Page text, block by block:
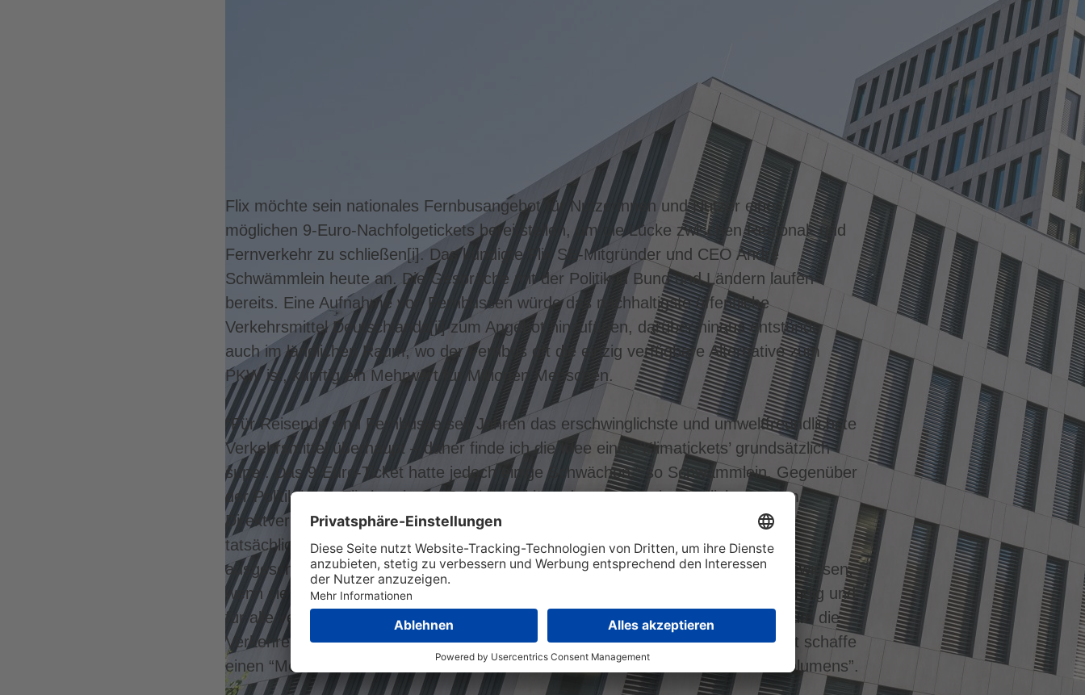
Flix möchte sein nationales Fernbusangebot für Nutzerinnen und Nutzer eines
möglichen 9-Euro-Nachfolgetickets bereitstellen, um die Lücke zwischen Regional- und
Fernverkehr zu schließen[i]. Das kündigte Flix SE-Mitgründer und CEO André
Schwämmlein heute an. Die Gespräche mit der Politik in Bund und Ländern laufen
bereits. Eine Aufnahme von Fernbussen würde das nachhaltigste öffentliche
Verkehrsmittel Deutschlands [ii]zum Angebot hinzufügen, darüber hinaus entstünde
auch im ländlichen Raum, wo der Fernbus oft die einzig verfügbare Alternative zum
PKW ist, künftig ein Mehrwert für Millionen Menschen.
“Für Reisende sind Fernbusse seit Jahren das erschwinglichste und umweltfreundlichste
Verkehrsmittel überhaupt – daher finde ich die Idee eines ‘Klimatickets’ grundsätzlich
super. Das 9-Euro-Ticket hatte jedoch einige Schwächen,“ so Schwämmlein. Gegenüber
der Politik hätte Flix bereits im Frühjahr erklärt, dass gerade im ländlichen Raum
Direktverbindungen in Großstädte fehlten. So waren während der drei Monate
tatsächlich Verkehre überlastet und viele Menschen vom 9-Euro-Angebot
ausgeschlossen. „Im ländlichen Raum sind die Menschen auf den Fernbus angewiesen,
wenn sie den PKW stehenlassen wollen. Wenn ein künftiges ‘Klimaticket’ vollständig und
für alle verfügbar sein soll, gilt: Ohne Fernbus geht es nicht. Wir stehen bereit, um die
Verkehre zu entlasten.“ Eine Aufnahme von Fernbussen in das künftige Angebot schaffe
einen “Mehrwert für Millionen” und das zu einem “Bruchteil des Finanzierungsvolumens”.